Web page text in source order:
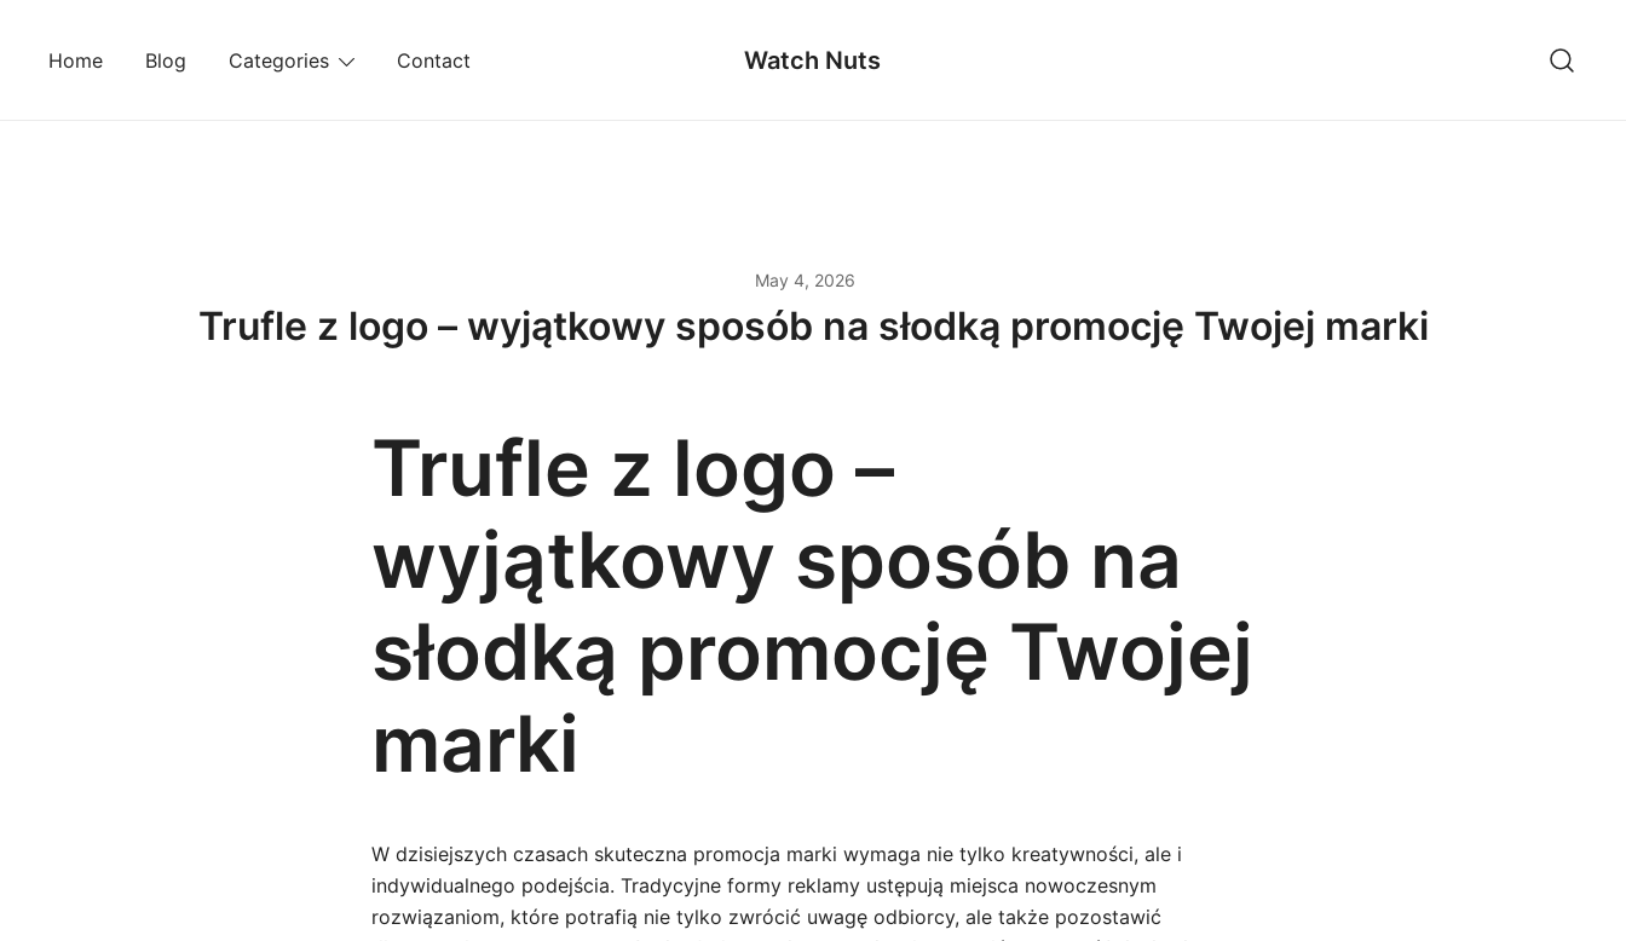
Home Blog Categories Contact Watch Nuts
May 4, 2026
Trufle z logo – wyjątkowy sposób na słodką promocję Twojej marki
Trufle z logo –
wyjątkowy sposób na
słodką promocję Twojej
marki
W dzisiejszych czasach skuteczna promocja marki wymaga nie tylko kreatywności, ale i
indywidualnego podejścia. Tradycyjne formy reklamy ustępują miejsca nowoczesnym
rozwiązaniom, które potrafią nie tylko zwrócić uwagę odbiorcy, ale także pozostawić